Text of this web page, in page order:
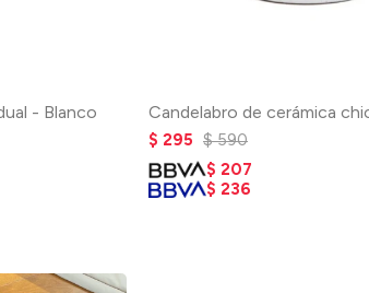
- Blanco Candelabro de cerámica
$ 295 $ 590
$ 207
$ 236